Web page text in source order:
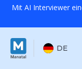
Mit AI Interviewer
DE